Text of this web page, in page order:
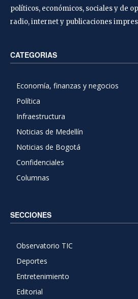
políticos, económicos, sociales y de
radio, internet y publicaciones
CATEGORIAS
Economía, finanzas y negocios
Política
Infraestructura
Noticias de Medellín
Noticias de Bogotá
Confidenciales
Columnas
SECCIONES
Observatorio TIC
Deportes
Entretenimiento
Editorial